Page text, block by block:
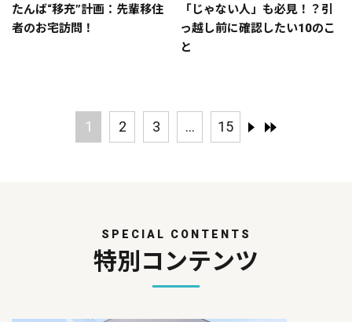
たんば“移充”計画：先輩移住
者のお宅訪問！
「じゃない人」も必見！？引
っ越し前に確認したい10のこ
と
1 2 3 ... 15
SPECIAL CONTENTS
特別コンテンツ